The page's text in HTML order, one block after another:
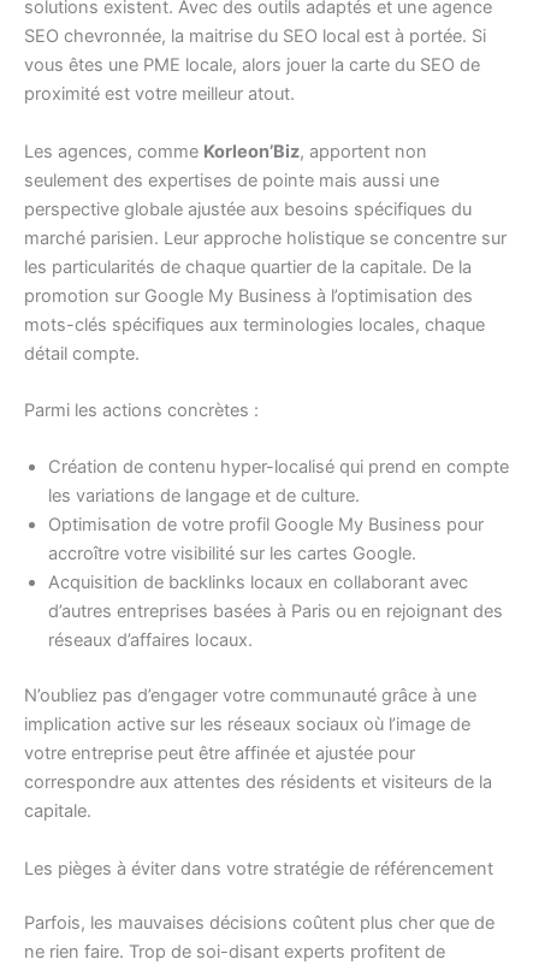
solutions existent. Avec des outils adaptés et une agence
SEO chevronnée, la maitrise du SEO local est à portée. Si
vous êtes une PME locale, alors jouer la carte du SEO de
proximité est votre meilleur atout.
Les agences, comme Korleon’Biz, apportent non
seulement des expertises de pointe mais aussi une
perspective globale ajustée aux besoins spécifiques du
marché parisien. Leur approche holistique se concentre sur
les particularités de chaque quartier de la capitale. De la
promotion sur Google My Business à l’optimisation des
mots-clés spécifiques aux terminologies locales, chaque
détail compte.
Parmi les actions concrètes :
Création de contenu hyper-localisé qui prend en compte
les variations de langage et de culture.
Optimisation de votre profil Google My Business pour
accroître votre visibilité sur les cartes Google.
Acquisition de backlinks locaux en collaborant avec
d’autres entreprises basées à Paris ou en rejoignant des
réseaux d’affaires locaux.
N’oubliez pas d’engager votre communauté grâce à une
implication active sur les réseaux sociaux où l’image de
votre entreprise peut être affinée et ajustée pour
correspondre aux attentes des résidents et visiteurs de la
capitale.
Les pièges à éviter dans votre stratégie de référencement
Parfois, les mauvaises décisions coûtent plus cher que de
ne rien faire. Trop de soi-disant experts profitent de